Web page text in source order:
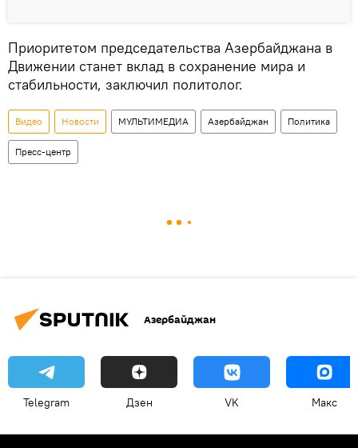
Приоритетом председательства Азербайджана в
Движении станет вклад в сохранение мира и
стабильности, заключил политолог.
Видео Новости МУЛЬТИМЕДИА Азербайджан Политика
Пресс-центр
Азербайджан
Telegram Дзен VK Макс